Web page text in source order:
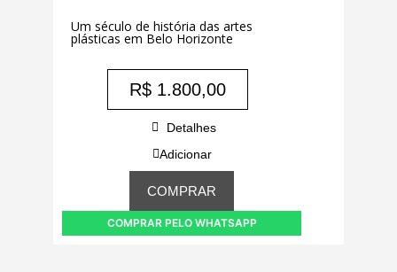
Um século de história das artes
plásticas em Belo Horizonte
R$1.800,00
Detalhes
Adicionar
COMPRAR
COMPRAR PELO WHATSAPP